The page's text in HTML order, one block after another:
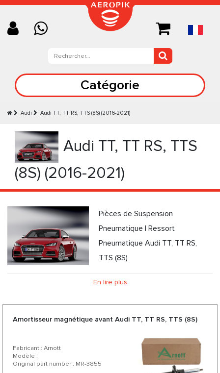
Catégorie
Audi Audi TT, TT RS, TTS (8S) (2016-2021)
Audi TT, TT RS, TTS
(8S) (2016-2021)
Pièces de Suspension
Pneumatique | Ressort
Pneumatique Audi TT, TT RS,
TTS (8S)
En lire plus
Amortisseur magnétique avant Audi TT, TT RS, TTS (8S)
Fabricant : Arnott
Modèle :
Original part number : MR-3855